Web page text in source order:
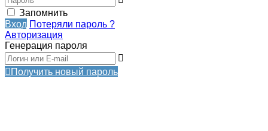
Запомнить
Вход Потеряли пароль ?
Авторизация
Генерация пароля
Получить новый пароль